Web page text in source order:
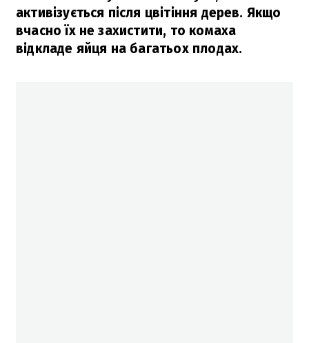
активізується після цвітіння дерев. Якщо
вчасно їх не захистити, то комаха
відкладе яйця на багатьох плодах.